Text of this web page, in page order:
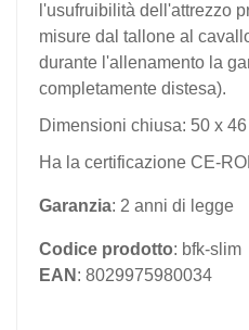
l'usufruibilità dell'attrezzo
misure dal tallone al
durante l'allenamento la
completamente distesa).
Dimensioni chiusa: 50 x
Ha la certificazione CE-
Garanzia: 2 anni di legge
Codice prodotto: bfk-slim
EAN : 8029975980034